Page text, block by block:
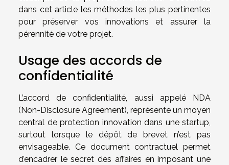
dans cet article les méthodes les plus pertinentes
pour préserver vos innovations et assurer la
pérennité de votre projet.
Usage des accords de
confidentialité
L’accord de confidentialité, aussi appelé NDA
(Non-Disclosure Agreement), représente un moyen
central de protection innovation dans une startup,
surtout lorsque le dépôt de brevet n’est pas
envisageable. Ce document contractuel permet
d’encadrer le secret des affaires en imposant une